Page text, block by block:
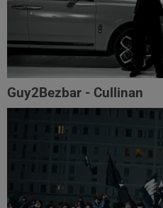
Guy2Bezbar - Cullinan